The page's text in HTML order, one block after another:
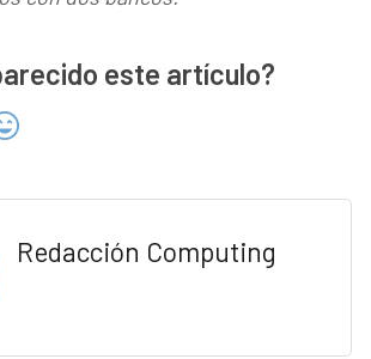
este artículo?
Redacción Computing